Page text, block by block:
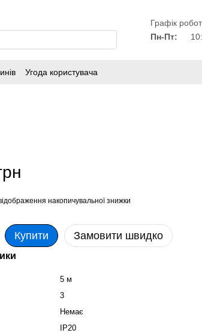
Графік
Пн-Пт:
Угода користувача
накопичувальної знижки
Купити Замовити швидко
5 м
3
Немає
ІР20